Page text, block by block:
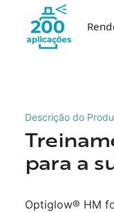
Descrição do
para a
Optiglow® HM